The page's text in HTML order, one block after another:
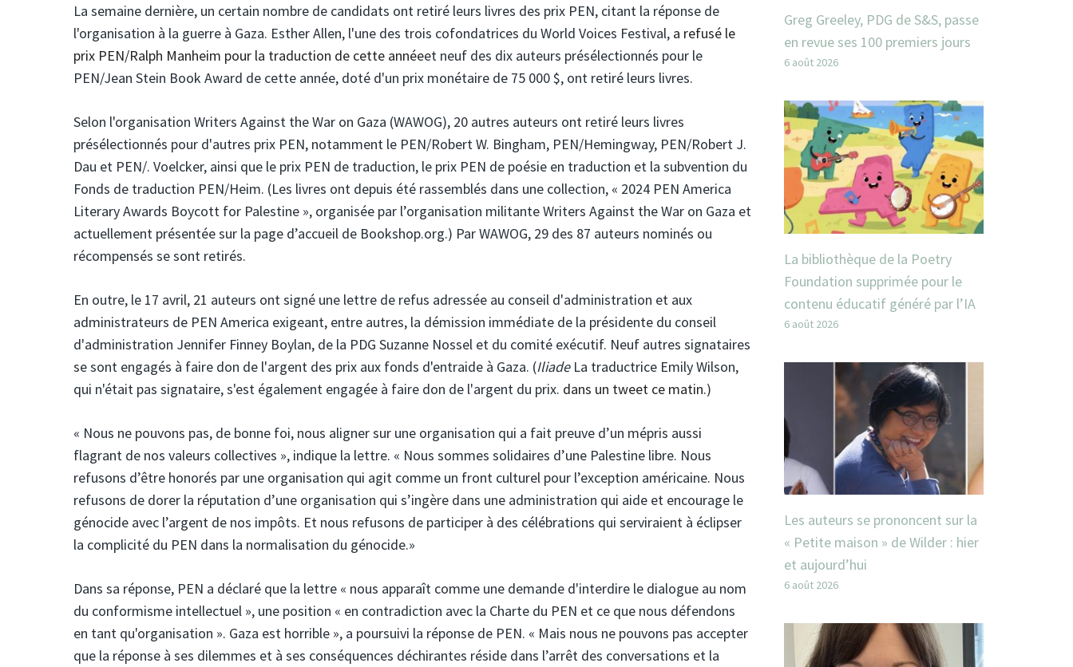
La semaine dernière, un certain nombre de candidats ont retiré leurs livres des prix PEN, citant la réponse de
l'organisation à la guerre à Gaza. Esther Allen, l'une des trois cofondatrices du World Voices Festival, a refusé le
prix PEN/Ralph Manheim pour la traduction de cette annéeet neuf des dix auteurs présélectionnés pour le
PEN/Jean Stein Book Award de cette année, doté d'un prix monétaire de 75 000 $, ont retiré leurs livres.
Selon l'organisation Writers Against the War on Gaza (WAWOG), 20 autres auteurs ont retiré leurs livres
présélectionnés pour d'autres prix PEN, notamment le PEN/Robert W. Bingham, PEN/Hemingway, PEN/Robert J.
Dau et PEN/. Voelcker, ainsi que le prix PEN de traduction, le prix PEN de poésie en traduction et la subvention du
Fonds de traduction PEN/Heim. (Les livres ont depuis été rassemblés dans une collection, « 2024 PEN America
Literary Awards Boycott for Palestine », organisée par l’organisation militante Writers Against the War on Gaza et
actuellement présentée sur la page d’accueil de Bookshop.org.) Par WAWOG, 29 des 87 auteurs nominés ou
récompensés se sont retirés.
En outre, le 17 avril, 21 auteurs ont signé une lettre de refus adressée au conseil d'administration et aux
administrateurs de PEN America exigeant, entre autres, la démission immédiate de la présidente du conseil
d'administration Jennifer Finney Boylan, de la PDG Suzanne Nossel et du comité exécutif. Neuf autres signataires
se sont engagés à faire don de l'argent des prix aux fonds d'entraide à Gaza. (IliadeLa traductrice Emily Wilson,
qui n'était pas signataire, s'est également engagée à faire don de l'argent du prix. dans un tweet ce matin.)
« Nous ne pouvons pas, de bonne foi, nous aligner sur une organisation qui a fait preuve d’un mépris aussi
flagrant de nos valeurs collectives », indique la lettre. « Nous sommes solidaires d’une Palestine libre. Nous
refusons d’être honorés par une organisation qui agit comme un front culturel pour l’exception américaine. Nous
refusons de dorer la réputation d’une organisation qui s’ingère dans une administration qui aide et encourage le
génocide avec l’argent de nos impôts. Et nous refusons de participer à des célébrations qui serviraient à éclipser
la complicité du PEN dans la normalisation du génocide.»
Dans sa réponse, PEN a déclaré que la lettre « nous apparaît comme une demande d'interdire le dialogue au nom
du conformisme intellectuel », une position « en contradiction avec la Charte du PEN et ce que nous défendons
en tant qu'organisation ». Gaza est horrible », a poursuivi la réponse de PEN. « Mais nous ne pouvons pas accepter
que la réponse à ses dilemmes et à ses conséquences déchirantes réside dans l’arrêt des conversations et la
Greg Greeley, PDG de S&S, passe
en revue ses 100 premiers jours
6 août 2026
La bibliothèque de la Poetry
Foundation supprimée pour le
contenu éducatif généré par l’IA
6 août 2026
Les auteurs se prononcent sur la
« Petite maison » de Wilder : hier
et aujourd’hui
6 août 2026